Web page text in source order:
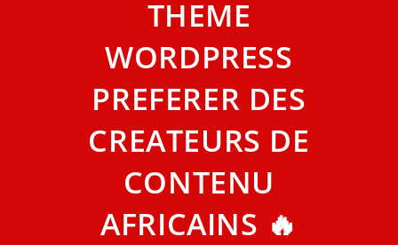
THEME
WORDPRESS
PREFERER DES
CREATEURS DE
CONTENU
AFRICAINS 🔥